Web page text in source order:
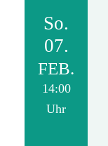
So.
07.
FEB.
14:00
Uhr